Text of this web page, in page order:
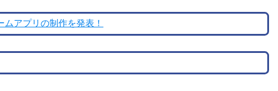
アプリの制作を発表！